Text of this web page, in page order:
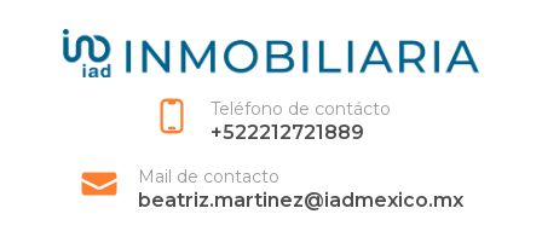
Teléfono de contácto
+522212721889
Mail de contacto
beatriz.martinez@iadmexico.mx